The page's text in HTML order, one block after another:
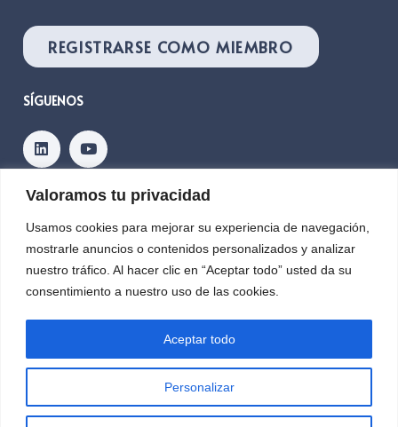
Valoramos tu privacidad
Usamos cookies para mejorar su experiencia de navegación,
mostrarle anuncios o contenidos personalizados y analizar
nuestro tráfico. Al hacer clic en “Aceptar todo” usted da su
consentimiento a nuestro uso de las cookies.
Personalizar
Aceptar todo
REGISTRARSE COMO MIEMBRO
SÍGUENOS
Contacto
Copyright © 2026, PLANETIC
Ayuda PRTR2024-002846 financiada por: